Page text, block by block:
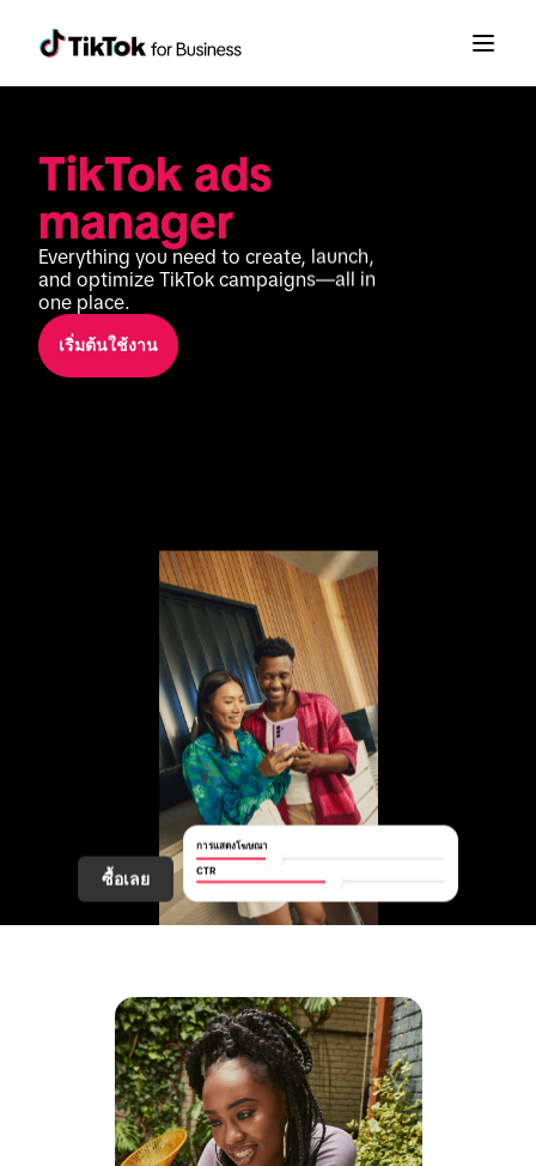
TikTok ads
manager
Everything you need to create, launch,
and optimize TikTok campaigns—all in
one place.
เริ่มต้นใช้งาน
ซื้อเลย
การแสดงโฆษณา
CTR